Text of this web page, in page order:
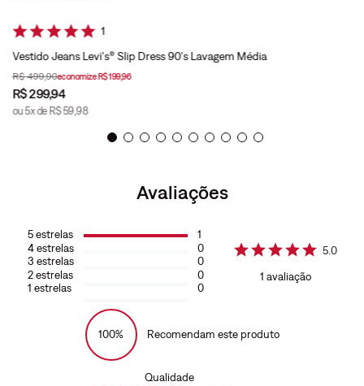
1
Vestido Jeans Levi's® Slip Dress 90's Lavagem Média
R$ 499,90economizeR$199,96
R$299,94
ou5x de R$ 59,98
Avaliações
5estrelas
4estrelas
3 estrelas
2estrelas
1 estrelas
1
0
0
0
0
5.0
1 avaliação
100% Recomendam este produto
Qualidade